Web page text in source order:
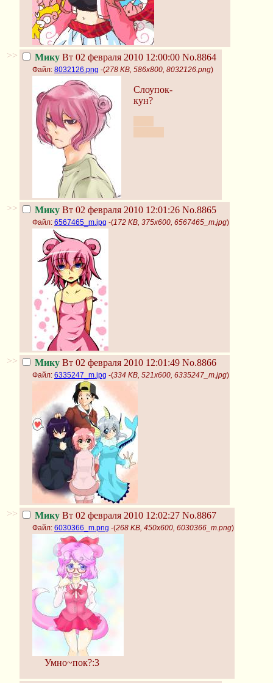
>> Мику Вт 02 февраля 2010 12:00:00 No.8864
Файл: 8032126.png -(278 KB, 586x800, 8032126.png)
Слоупок-
кун?
>> Мику Вт 02 февраля 2010 12:01:26 No.8865
Файл: 6567465_m.jpg -(172 KB, 375x600, 6567465_m.jpg)
>> Мику Вт 02 февраля 2010 12:01:49 No.8866
Файл: 6335247_m.jpg -(334 KB, 521x600, 6335247_m.jpg)
>> Мику Вт 02 февраля 2010 12:02:27 No.8867
Файл: 6030366_m.png -(268 KB, 450x600, 6030366_m.png)
Умно~пок?:3